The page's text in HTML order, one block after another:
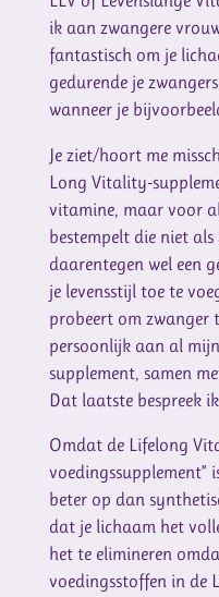
ik aan zwangere
fantastisch om je
gedurende je
wanneer je
Je ziet/hoort me
Long Vitality-
vitamine, maar voor
bestempelt die niet
daarentegen wel een
je levensstijl toe te
probeert om zwanger
persoonlijk aan al
supplement, samen
Dat laatste bespreek
Omdat de Lifelong
voedingssupplement”
beter op dan
dat je lichaam het
het te elimineren
voedingsstoffen in de